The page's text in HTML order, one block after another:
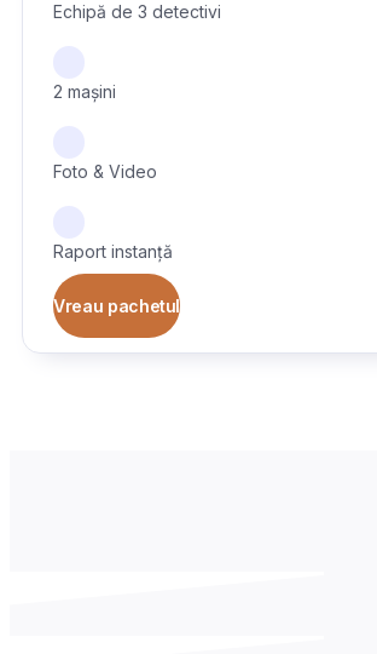
Echipă de 3 detectivi
2 mașini
Foto & Video
Raport instanță
Vreau pachetul